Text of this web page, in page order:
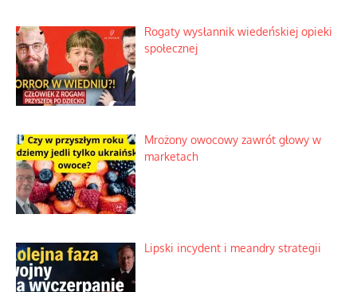
Rogaty wysłannik wiedeńskiej opieki
społecznej
Mrożony owocowy zawrót głowy w
marketach
Lipski incydent i meandry strategii